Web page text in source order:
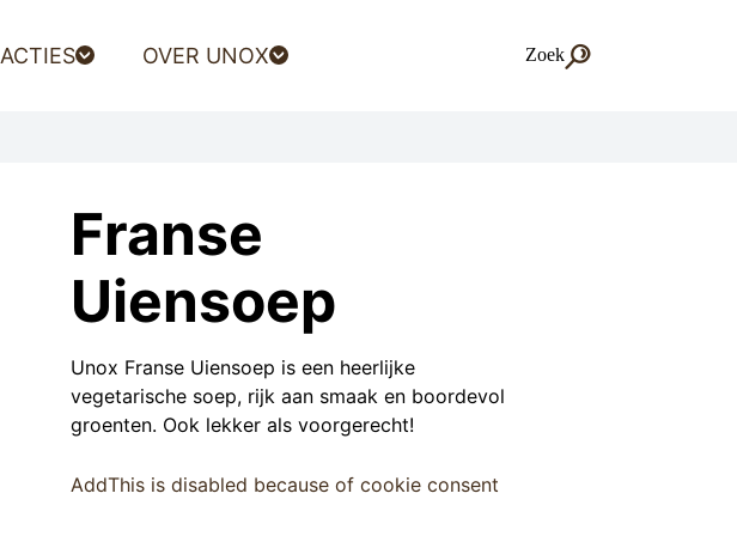
ACTIES OVER UNOX ZoekZoek
Franse
Uiensoep
Unox Franse Uiensoep is een heerlijke
vegetarische soep, rijk aan smaak en boordevol
groenten. Ook lekker als voorgerecht!
AddThis is disabled because of cookie consent